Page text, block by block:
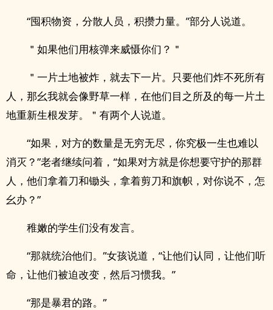
“囤积物资，分散人员，积攒力量。”部分人说道。
＂如果他们用核弹来威慑你们？＂
＂一片土地被炸，就去下一片。只要他们炸不死所有
人，那幺我就会像野草一样，在他们目之所及的每一片土
地重新生根发芽。＂有两个人说道。
“如果，对方的数量是无穷无尽，你究极一生也难以
消灭？”老者继续问着，“如果对方就是你想要守护的那群
人，他们拿着刀和锄头，拿着剪刀和旗帜，对你说不，怎
幺办？”
稚嫩的学生们没有发言。
“那就统治他们。”女孩说道，“让他们认同，让他们听
命，让他们被迫改变，然后习惯我。”
“那是暴君的路。”